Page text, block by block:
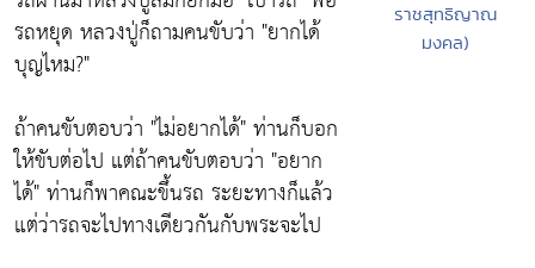
รถหยุด หลวงปู่ก็ถามคนขับว่า "ยากได้
บุญไหม?"
ถ้าคนขับตอบว่า "ไม่อยากได้"ท่านก็บอก
ให้ขับต่อไป แต่ถ้าคนขับตอบว่า "อยาก
ได้"ท่านก็พาคณะขึ้นรถ ระยะทางก็แล้ว
แต่ว่ารถจะไปทางเดียวกันกับพระจะไป
ราชสุทธิญาณ
มงคล)